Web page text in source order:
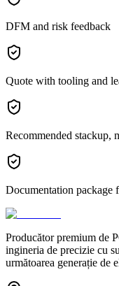
DFM and risk feedback
Quote with tooling and
Recommended stackup,
Documentation package
Producător premium de
ingineria de precizie cu
următoarea generație de